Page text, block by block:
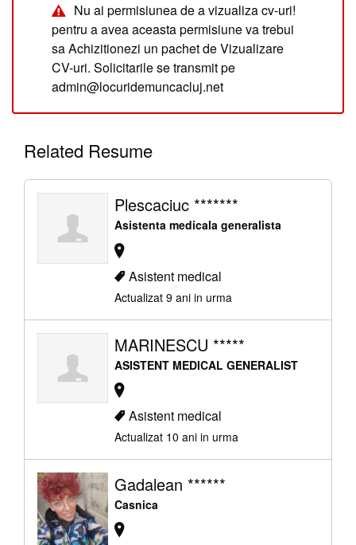
Nu ai permisiunea de a vizualiza cv-uri!
pentru a avea aceasta permisiune va trebui
sa Achizitionezi un pachet de Vizualizare
CV-uri. Solicitarile se transmit pe
admin@locuridemuncacluj.net
Related Resume
Plescaciuc *******
Asistenta medicala generalista
Asistent medical
Actualizat 9 ani in urma
MARINESCU *****
ASISTENT MEDICAL GENERALIST
Asistent medical
Actualizat 10 ani in urma
Gadalean ******
Casnica